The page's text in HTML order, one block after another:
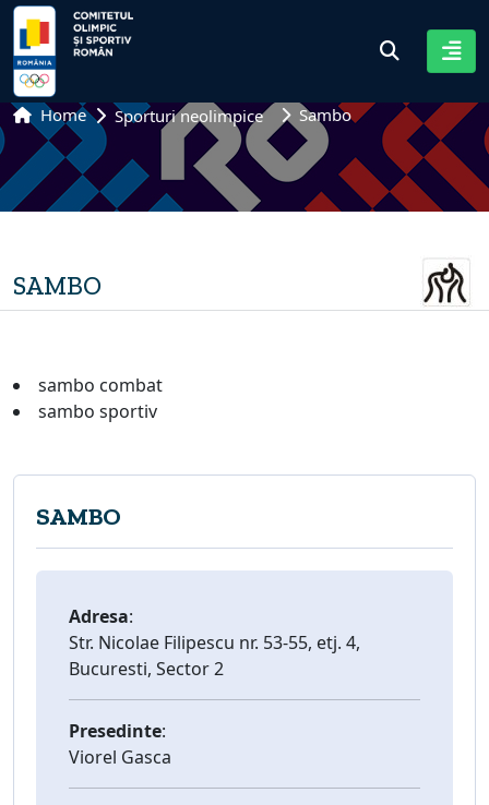
Home Sporturi neolimpice Sambo
SAMBO
sambo combat
sambo sportiv
SAMBO
Adresa:
Str. Nicolae Filipescu nr. 53-55, etj. 4,
Bucuresti, Sector 2
Presedinte:
Viorel Gasca